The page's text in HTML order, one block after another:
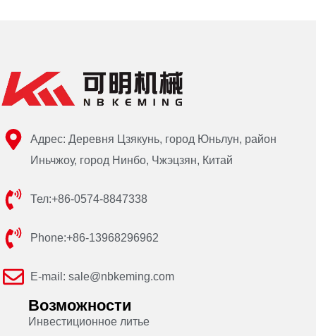
Адрес: Деревня Цзякунь, город Юньлун, район
Иньчжоу, город Нинбо, Чжэцзян, Китай
Тел:+86-0574-8847338
Phone:+86-13968296962
E-mail: sale@nbkeming.com
Возможности
Инвестиционное литье